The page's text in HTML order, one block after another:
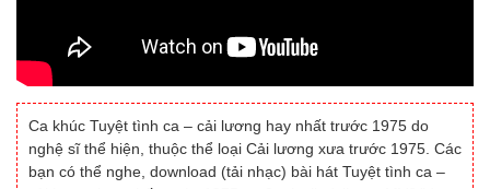
Ca khúc Tuyệt tình ca – cải lương hay nhất trước 1975 do
nghệ sĩ thể hiện, thuộc thể loại Cải lương xưa trước 1975. Các
bạn có thể nghe, download (tải nhạc) bài hát Tuyệt tình ca –